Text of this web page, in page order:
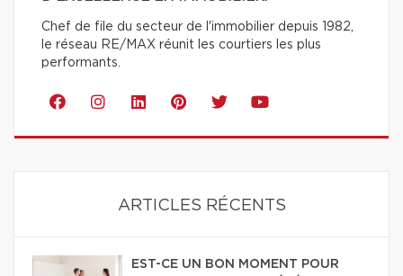
Chef de file du secteur de l'immobilier depuis 1982,
le réseau RE/MAX réunit les courtiers les plus
performants.
ARTICLES RÉCENTS
EST-CE UN BON MOMENT POUR